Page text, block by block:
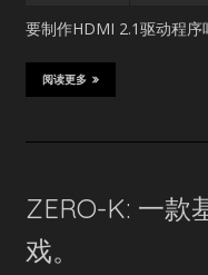
要制作HDMI 2.1驱动程
阅读更多
ZERO-K: 一款
戏。